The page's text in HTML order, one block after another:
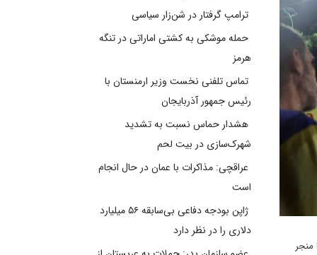
ترامپ گرفتار در شن‌زار سیاسی
حمله موشکی به کشتی اماراتی در تنگه
هرمز
تماس تلفنی نخست وزیر ارمنستان با
رئیس جمهور آذربایجان
هشدار حماس نسبت به تشدید
شهرک‌سازی در بیت‌ لحم
عراقچی: مذاکرات با عمان در حال انجام
است
ژاپن بودجه دفاعی بی‌سابقه ۵۶ میلیارد
دلاری را در نظر دارد